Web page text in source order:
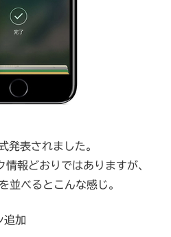
表されました。
報どおりではありますが、
べるとこんな感じ。
追加